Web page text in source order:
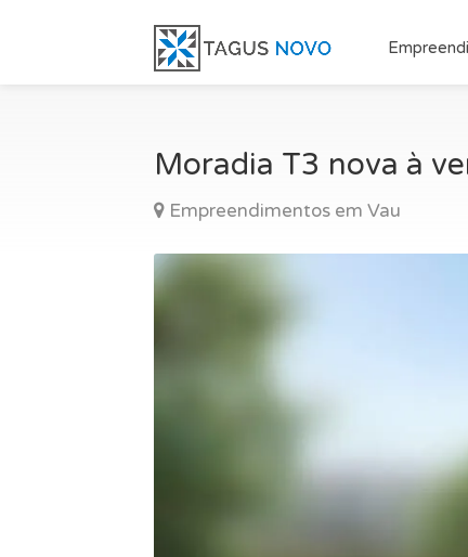
Moradia T3 nova à
Empreendimentos em Vau